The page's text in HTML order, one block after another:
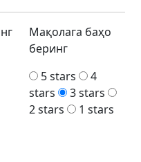
Мақолага баҳо
беринг
5 stars
4
stars
3 stars
2 stars
1 stars